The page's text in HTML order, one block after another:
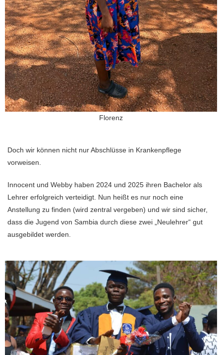
Florenz
Doch wir können nicht nur Abschlüsse in Krankenpflege
vorweisen.
Innocent und Webby haben 2024 und 2025 ihren Bachelor als
Lehrer erfolgreich verteidigt. Nun heißt es nur noch eine
Anstellung zu finden (wird zentral vergeben) und wir sind sicher,
dass die Jugend von Sambia durch diese zwei „Neulehrer“ gut
ausgebildet werden.